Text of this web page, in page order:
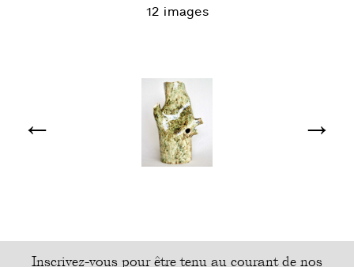
12 images
← →
Inscrivez-vous pour être tenu au courant de nos